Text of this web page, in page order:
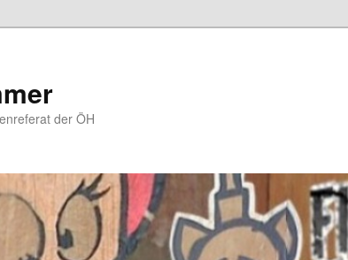
der ÖH